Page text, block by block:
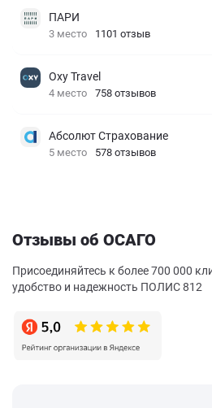
ПАРИ
3 место 1101 отзыв
Oxy Travel
4 место 758 отзывов
Абсолют Страхование
5 место 578 отзывов
Отзывы об ОСАГО
Присоединяйтесь к более 700 000
удобство и надежность ПОЛИС 812